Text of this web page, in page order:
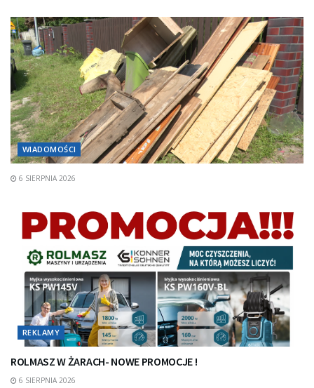
WIADOMOŚCI
6 SIERPNIA 2026
REKLAMY
ROLMASZ W ŻARACH- NOWE PROMOCJE !
6 SIERPNIA 2026